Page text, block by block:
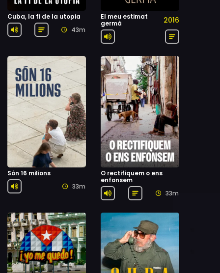
Cuba, la fi de la utopia
43m
El meu estimat
germà
2016
Són 16 milions
33m
O rectifiquem o ens
enfonsem
33m